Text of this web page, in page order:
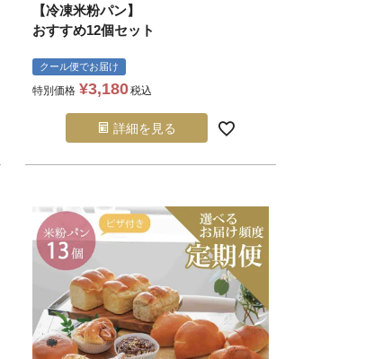
【冷凍米粉パン】
おすすめ12個セット
クール便でお届け
特別価格 ¥3,180税込
詳細を見る